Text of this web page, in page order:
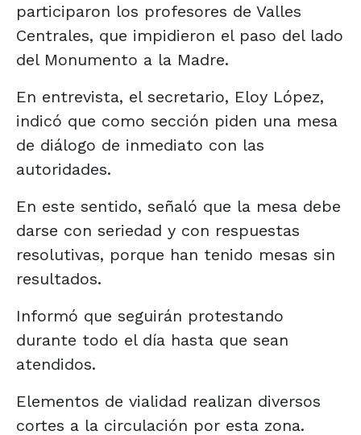
participaron los profesores de Valles
Centrales, que impidieron el paso del lado
del Monumento a la Madre.
En entrevista, el secretario, Eloy López,
indicó que como sección piden una mesa
de diálogo de inmediato con las
autoridades.
En este sentido, señaló que la mesa debe
darse con seriedad y con respuestas
resolutivas, porque han tenido mesas sin
resultados.
Informó que seguirán protestando
durante todo el día hasta que sean
atendidos.
Elementos de vialidad realizan diversos
cortes a la circulación por esta zona.